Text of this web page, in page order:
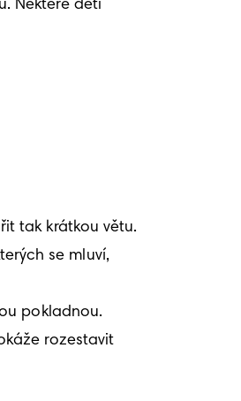
Některé děti
tak krátkou větu.
se mluví,
pokladnou.
rozestavit